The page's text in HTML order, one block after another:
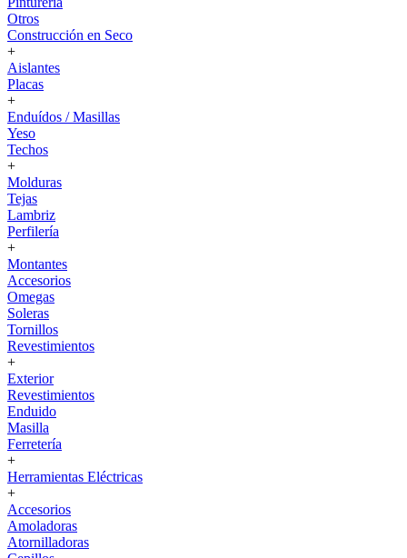
Otros
Construcción en Seco
+
Aislantes
Placas
+
Enduídos / Masillas
Yeso
Techos
+
Molduras
Tejas
Lambriz
Perfilería
+
Montantes
Accesorios
Omegas
Soleras
Tornillos
Revestimientos
+
Exterior
Revestimientos
Enduido
Masilla
Ferretería
+
Herramientas Eléctricas
+
Accesorios
Amoladoras
Atornilladoras